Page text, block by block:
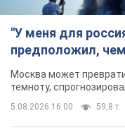
Каким будет курс
10 годин тому 116,5 т.
"Джипинг
которые
лет": в Greenpeace
В высокогорье